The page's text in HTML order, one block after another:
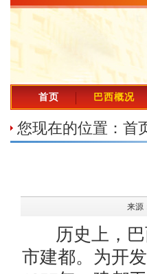
首页 巴西概况
您现在的位置： 首
来源
历史上，巴
市建都。为开